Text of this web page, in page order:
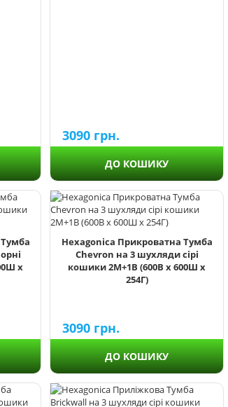
3090 грн.
ДО КОШИКУ
х
Hexagonica Прикроватна Тумба
Chevron на 3 шухляди сірі
кошики 2М+1В (600В х 600Ш х
254Г)
3090 грн.
ДО КОШИКУ